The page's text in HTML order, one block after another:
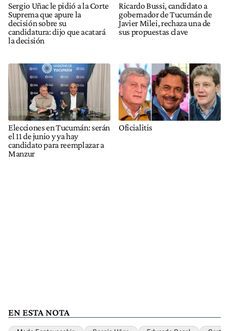
Sergio Uñac le pidió a la Corte
Suprema que apure la
decisión sobre su
candidatura: dijo que acatará
la decisión
Ricardo Bussi, candidato a
gobernador de Tucumán de
Javier Milei, rechaza una de
sus propuestas clave
Elecciones en Tucumán: serán
el 11 de junio y ya hay
candidato para reemplazar a
Manzur
Oficialitis
EN ESTA NOTA